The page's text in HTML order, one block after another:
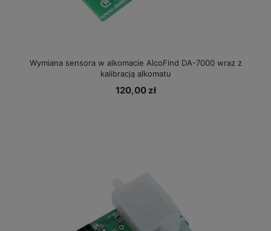
Wymiana sensora w alkomacie AlcoFind DA-7000 wraz z
kalibracją alkomatu
120,00 zł